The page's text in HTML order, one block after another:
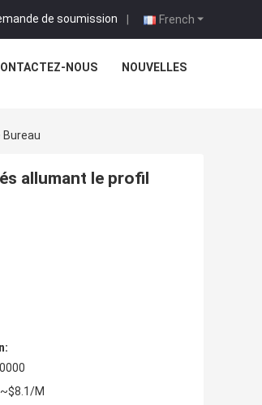
French
de soumission |
NOUS NOUVELLES
Bureau
allumant le profil
M